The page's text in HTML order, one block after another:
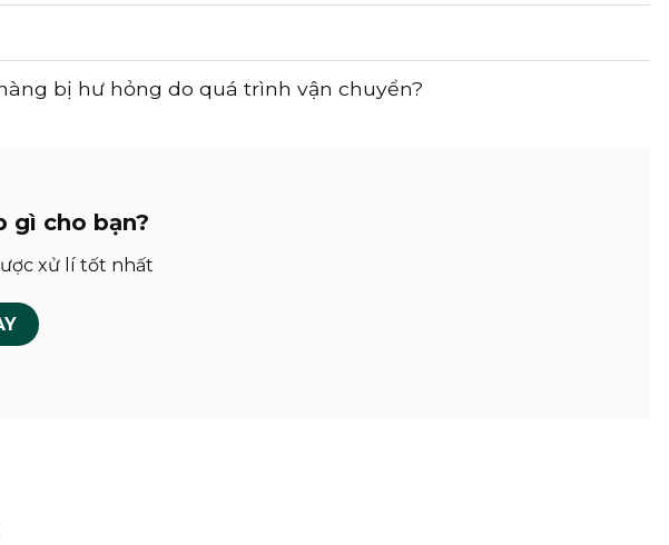
bị hư hỏng do quá trình vận chuyển?
gì cho bạn?
xử lí tốt nhất